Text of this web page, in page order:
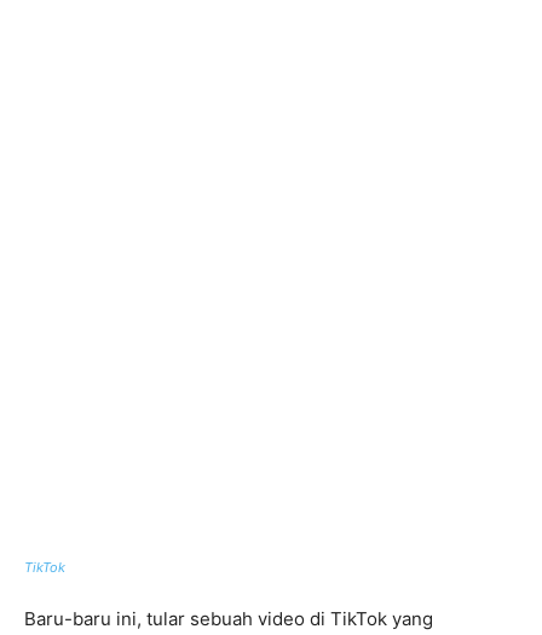
TikTok
Baru-baru ini, tular sebuah video di TikTok yang